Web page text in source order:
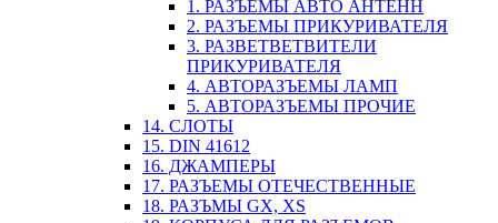
1. РАЗЪЕМЫ АВТО АНТЕНН
2. РАЗЪЕМЫ ПРИКУРИВАТЕЛЯ
3. РАЗВЕТВЕТВИТЕЛИ
ПРИКУРИВАТЕЛЯ
4. АВТОРАЗЪЕМЫ ЛАМП
5. АВТОРАЗЪЕМЫ ПРОЧИЕ
14. СЛОТЫ
15. DIN 41612
16. ДЖАМПЕРЫ
17. РАЗЪЕМЫ ОТЕЧЕСТВЕННЫЕ
18. РАЗЪМЫ GX, XS